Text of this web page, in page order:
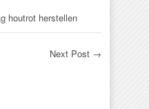
houtrot herstellen
Next Post →